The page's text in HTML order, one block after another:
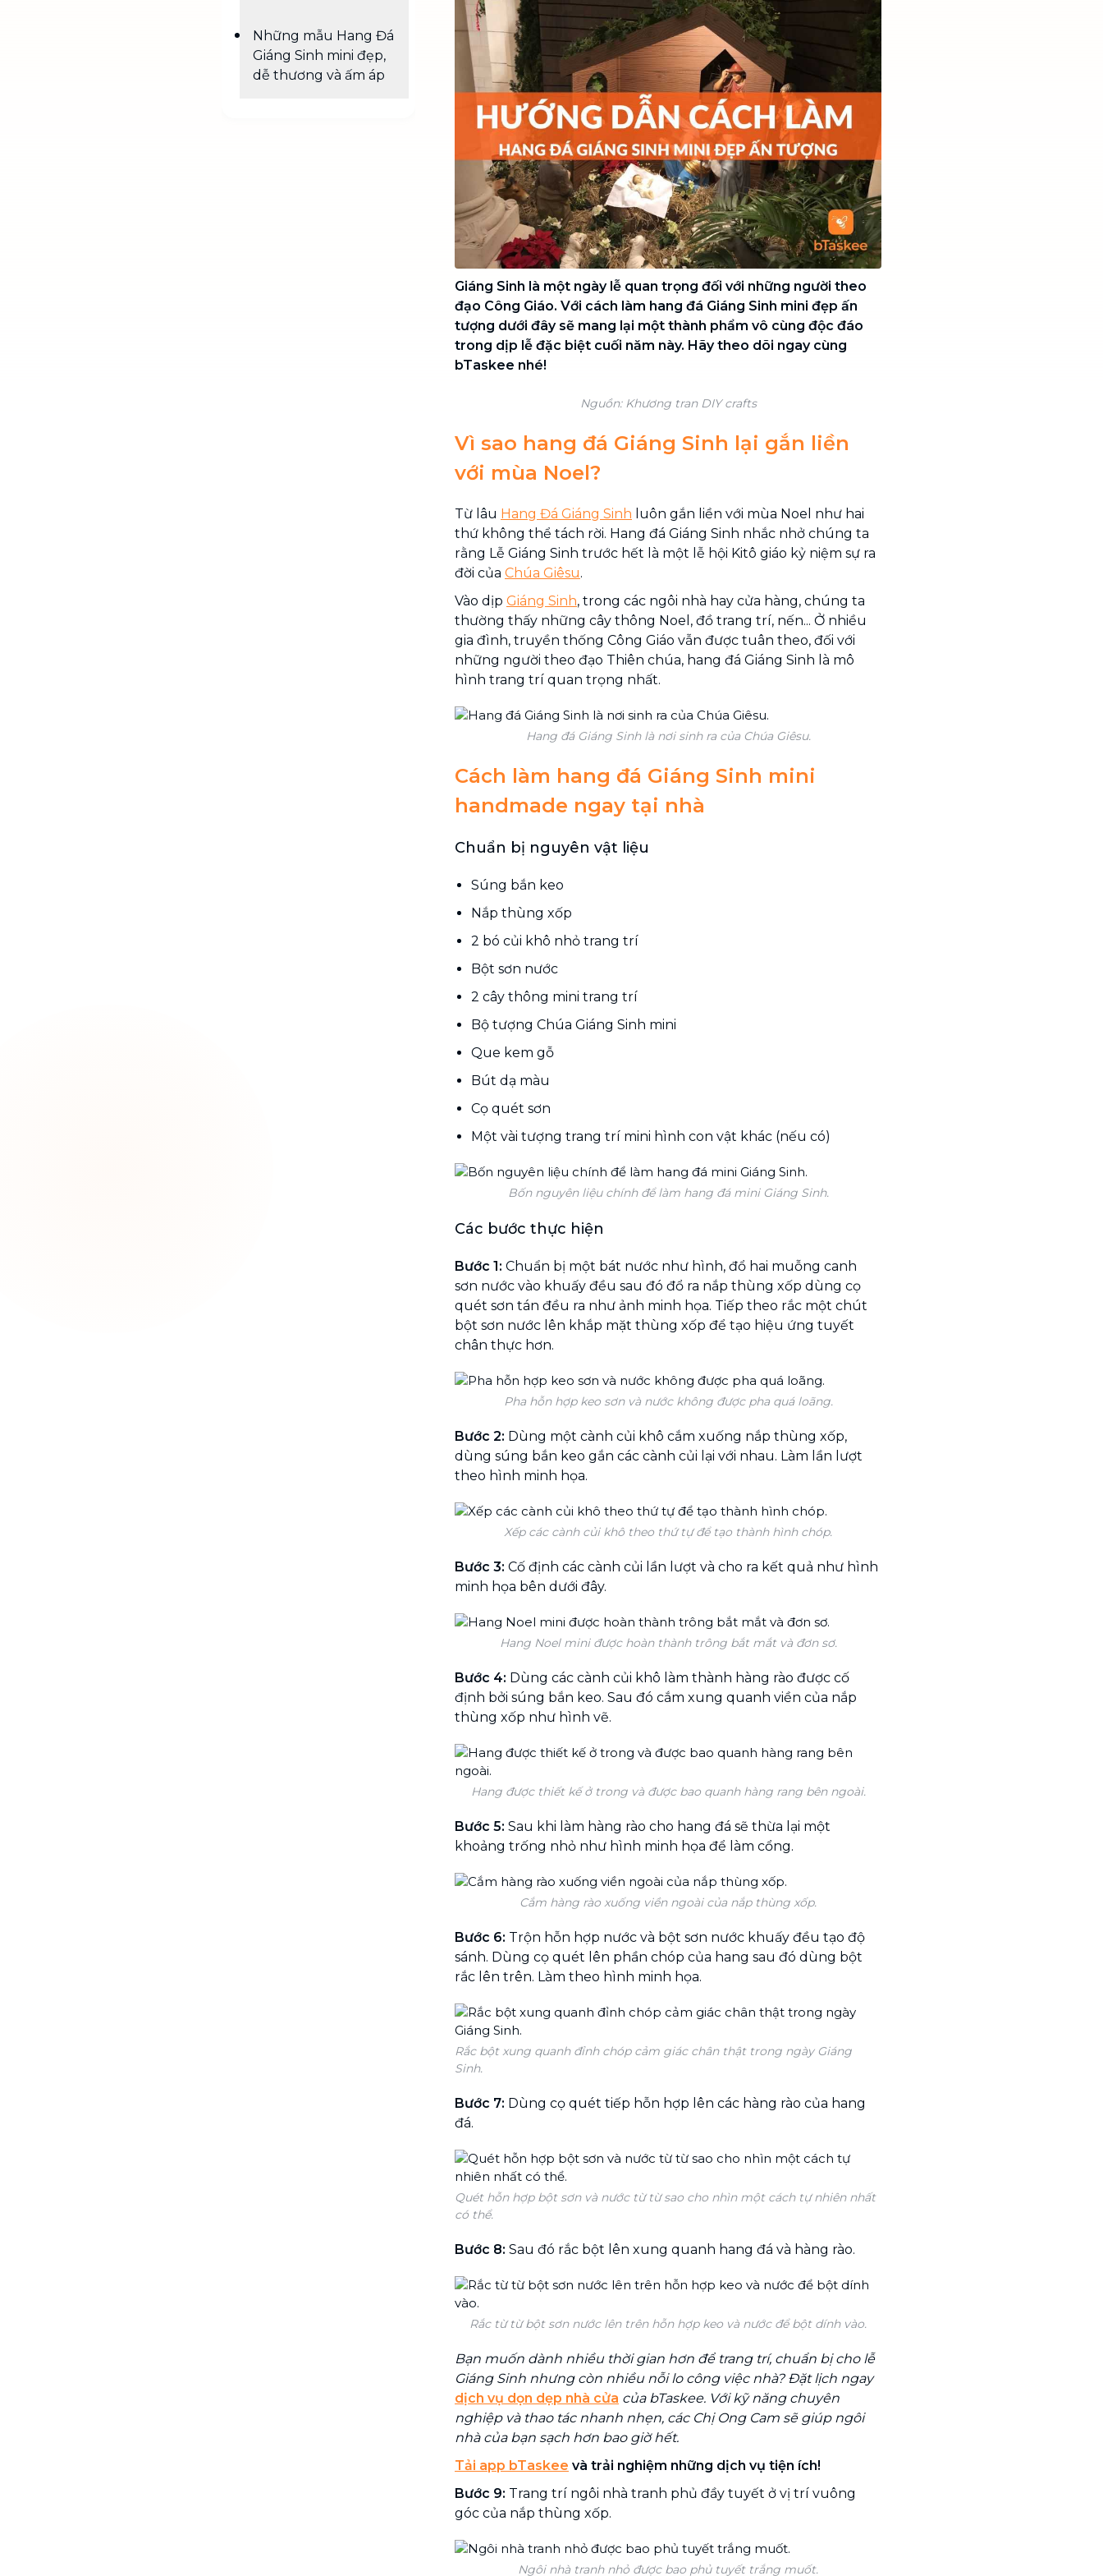
Chuyển nhà trọn gói, không lo dọn
dẹp nơi đi nơi đến
Vệ sinh công nghiệp NEW
Vệ sinh chuyên nghiệp cho văn
phòng, nhà xưởng, công trình lớn
Những mẫu Hang Đá
Giáng Sinh mini đẹp,
dễ thương và ấm áp
Giáng Sinh là một ngày lễ quan trọng đối với những người theo
đạo Công Giáo. Với cách làm hang đá Giáng Sinh mini đẹp ấn
tượng dưới đây sẽ mang lại một thành phẩm vô cùng độc đáo
trong dịp lễ đặc biệt cuối năm này. Hãy theo dõi ngay cùng
bTaskee nhé!
Nguồn: Khương tran DIY crafts
Vì sao hang đá Giáng Sinh lại gắn liền
với mùa Noel?
Từ lâu Hang Đá Giáng Sinh luôn gắn liền với mùa Noel như hai
thứ không thể tách rời. Hang đá Giáng Sinh nhắc nhở chúng ta
rằng Lễ Giáng Sinh trước hết là một lễ hội Kitô giáo kỷ niệm sự ra
đời của Chúa Giêsu.
Vào dịp Giáng Sinh, trong các ngôi nhà hay cửa hàng, chúng ta
thường thấy những cây thông Noel, đồ trang trí, nến... Ở nhiều
gia đình, truyền thống Công Giáo vẫn được tuân theo, đối với
những người theo đạo Thiên chúa, hang đá Giáng Sinh là mô
hình trang trí quan trọng nhất.
Hang đá Giáng Sinh là nơi sinh ra của Chúa Giêsu.
Cách làm hang đá Giáng Sinh mini
handmade ngay tại nhà
Chuẩn bị nguyên vật liệu
Súng bắn keo
Nắp thùng xốp
2 bó củi khô nhỏ trang trí
Bột sơn nước
2 cây thông mini trang trí
Bộ tượng Chúa Giáng Sinh mini
Que kem gỗ
Bút dạ màu
Cọ quét sơn
Một vài tượng trang trí mini hình con vật khác (nếu có)
Bốn nguyên liệu chính để làm hang đá mini Giáng Sinh.
Các bước thực hiện
Bước 1: Chuẩn bị một bát nước như hình, đổ hai muỗng canh
sơn nước vào khuấy đều sau đó đổ ra nắp thùng xốp dùng cọ
quét sơn tán đều ra như ảnh minh họa. Tiếp theo rắc một chút
bột sơn nước lên khắp mặt thùng xốp để tạo hiệu ứng tuyết
chân thực hơn.
Pha hỗn hợp keo sơn và nước không được pha quá loãng.
Bước 2: Dùng một cành củi khô cắm xuống nắp thùng xốp,
dùng súng bắn keo gắn các cành củi lại với nhau. Làm lần lượt
theo hình minh họa.
Xếp các cành củi khô theo thứ tự để tạo thành hình chóp.
Bước 3: Cố định các cành củi lần lượt và cho ra kết quả như hình
minh họa bên dưới đây.
Hang Noel mini được hoàn thành trông bắt mắt và đơn sơ.
Bước 4: Dùng các cành củi khô làm thành hàng rào được cố
định bởi súng bắn keo. Sau đó cắm xung quanh viền của nắp
thùng xốp như hình vẽ.
Hang được thiết kế ở trong và được bao quanh hàng rang bên ngoài.
Bước 5: Sau khi làm hàng rào cho hang đá sẽ thừa lại một
khoảng trống nhỏ như hình minh họa để làm cổng.
Cắm hàng rào xuống viền ngoài của nắp thùng xốp.
Bước 6: Trộn hỗn hợp nước và bột sơn nước khuấy đều tạo độ
sánh. Dùng cọ quét lên phần chóp của hang sau đó dùng bột
rắc lên trên. Làm theo hình minh họa.
Rắc bột xung quanh đỉnh chóp cảm giác chân thật trong ngày Giáng
Sinh.
Bước 7: Dùng cọ quét tiếp hỗn hợp lên các hàng rào của hang
đá.
Quét hỗn hợp bột sơn và nước từ từ sao cho nhìn một cách tự nhiên nhất
có thể.
Bước 8: Sau đó rắc bột lên xung quanh hang đá và hàng rào.
Rắc từ từ bột sơn nước lên trên hỗn hợp keo và nước để bột dính vào.
Bạn muốn dành nhiều thời gian hơn để trang trí, chuẩn bị cho lễ
Giáng Sinh nhưng còn nhiều nỗi lo công việc nhà? Đặt lịch ngay
dịch vụ dọn dẹp nhà cửa của bTaskee. Với kỹ năng chuyên
nghiệp và thao tác nhanh nhẹn, các Chị Ong Cam sẽ giúp ngôi
nhà của bạn sạch hơn bao giờ hết.
Tải app bTaskee và trải nghiệm những dịch vụ tiện ích!
Bước 9: Trang trí ngôi nhà tranh phủ đầy tuyết ở vị trí vuông
góc của nắp thùng xốp.
Ngôi nhà tranh nhỏ được bao phủ tuyết trắng muốt.